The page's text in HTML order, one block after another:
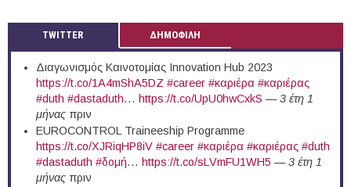
TWITTER ΔΗΜΟΦΙΛΗ
Διαγωνισμός Καινοτομίας Innovation Hub 2023
https://t.co/1A4mShA5DZ #career #καριέρα #καριέρας
#duth #dastaduth… https://t.co/UpU0hwCxkS —3 έτη 1
μήναςπριν
EUROCONTROL Traineeship Programme
https://t.co/XJRiqHP8iV #career #καριέρα #καριέρας #duth
#dastaduth #δομή… https://t.co/sLVmFU1WH5 —3 έτη 1
μήναςπριν